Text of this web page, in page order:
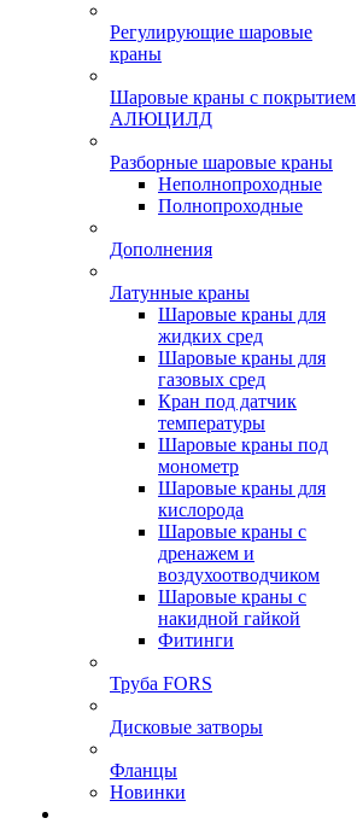
Регулирующие шаровые
краны
Шаровые краны с покрытием
АЛЮЦИЛД
Разборные шаровые краны
Неполнопроходные
Полнопроходные
Дополнения
Латунные краны
Шаровые краны для
жидких сред
Шаровые краны для
газовых сред
Кран под датчик
температуры
Шаровые краны под
монометр
Шаровые краны для
кислорода
Шаровые краны с
дренажем и
воздухоотводчиком
Шаровые краны с
накидной гайкой
Фитинги
Труба FORS
Дисковые затворы
Фланцы
Новинки